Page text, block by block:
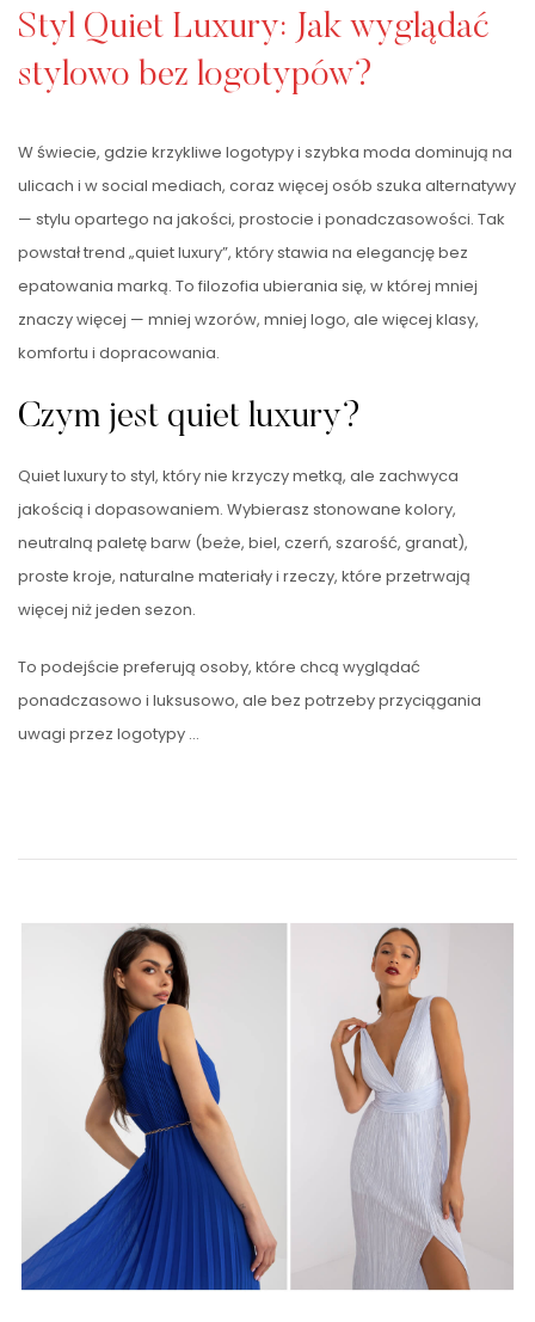
Styl Quiet Luxury: Jak wyglądać
stylowo bez logotypów?
W świecie, gdzie krzykliwe logotypy i szybka moda dominują na
ulicach i w social mediach, coraz więcej osób szuka alternatywy
— stylu opartego na jakości, prostocie i ponadczasowości. Tak
powstał trend „quiet luxury”, który stawia na elegancję bez
epatowania marką. To filozofia ubierania się, w której mniej
znaczy więcej — mniej wzorów, mniej logo, ale więcej klasy,
komfortu i dopracowania.
Czym jest quiet luxury?
Quiet luxury to styl, który nie krzyczy metką, ale zachwyca
jakością i dopasowaniem. Wybierasz stonowane kolory,
neutralną paletę barw (beże, biel, czerń, szarość, granat),
proste kroje, naturalne materiały i rzeczy, które przetrwają
więcej niż jeden sezon.
To podejście preferują osoby, które chcą wyglądać
ponadczasowo i luksusowo, ale bez potrzeby przyciągania
uwagi przez logotypy …